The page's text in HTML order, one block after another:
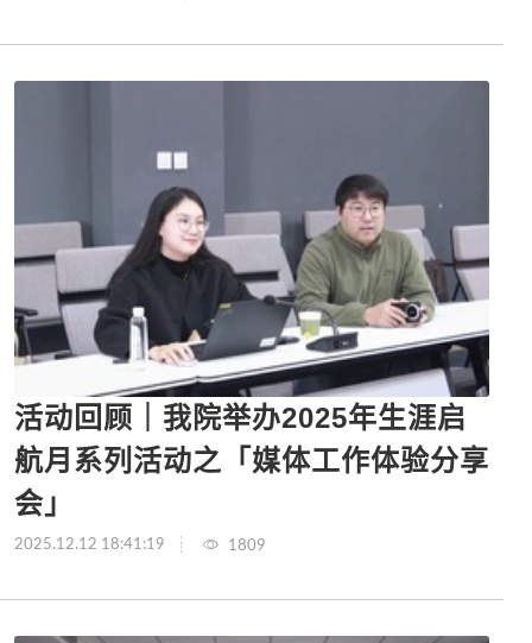
活动回顾｜我院举办2025年生涯启
航月系列活动之「媒体工作体验分享
会」
2025.12.12 18:41:19 1809